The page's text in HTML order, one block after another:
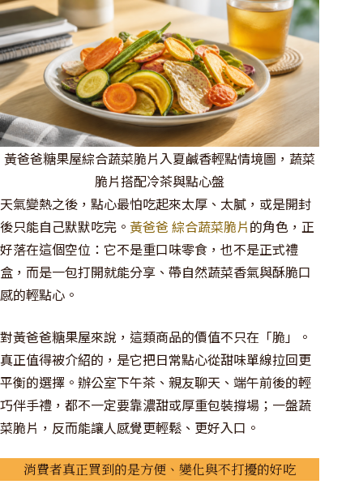
黃爸爸糖果屋綜合蔬菜脆片入夏鹹香輕點情境圖，蔬菜
脆片搭配冷茶與點心盤
天氣變熱之後，點心最怕吃起來太厚、太膩，或是開封
後只能自己默默吃完。 黃爸爸 綜合蔬菜脆片的角色，正
好落在這個空位：它不是重口味零食，也不是正式禮
盒，而是一包打開就能分享、帶自然蔬菜香氣與酥脆口
感的輕點心。
對黃爸爸糖果屋來說，這類商品的價值不只在「脆」。
真正值得被介紹的，是它把日常點心從甜味單線拉回更
平衡的選擇。辦公室下午茶、親友聊天、端午前後的輕
巧伴手禮，都不一定要靠濃甜或厚重包裝撐場；一盤蔬
菜脆片，反而能讓人感覺更輕鬆、更好入口。
消費者真正買到的是方便、變化與不打擾的好吃